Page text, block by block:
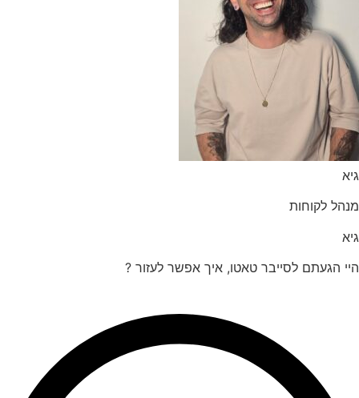
לקוחות
הגעתם לסייבר טאטו, איך אפשר לעזור ?